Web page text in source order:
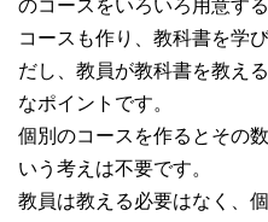
のコースをいろいろ用意す
コースも作り、教科書を学
だし、教員が教科書を教え
なポイントです。
個別のコースを作るとその
いう考えは不要です。
教員は教える必要はなく、